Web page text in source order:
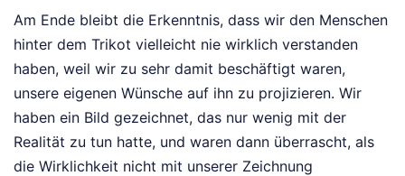
Am Ende bleibt die Erkenntnis, dass wir den Menschen
hinter dem Trikot vielleicht nie wirklich verstanden
haben, weil wir zu sehr damit beschäftigt waren,
unsere eigenen Wünsche auf ihn zu projizieren. Wir
haben ein Bild gezeichnet, das nur wenig mit der
Realität zu tun hatte, und waren dann überrascht, als
die Wirklichkeit nicht mit unserer Zeichnung